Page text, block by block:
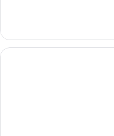
anzeigen
Class
Corner
Queen